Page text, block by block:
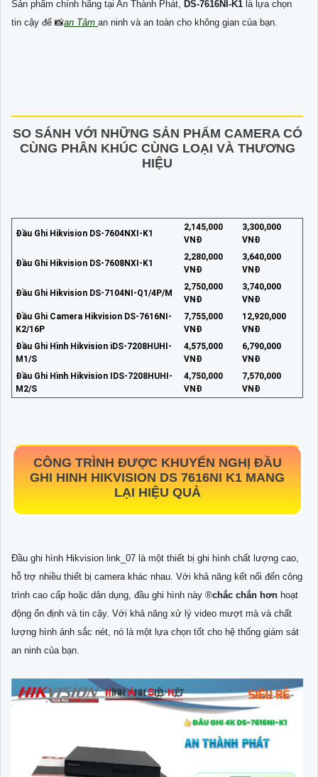
Sản phẩm chính hãng tại An Thành Phát, DS-7616NI-K1 là lựa chọn
tin cậy để 📸an Tâm an ninh và an toàn cho không gian của bạn.
SO SÁNH VỚI NHỮNG SẢN PHẨM CAMERA CÓ
CÙNG PHÂN KHÚC CÙNG LOẠI VÀ THƯƠNG
HIỆU
Đầu Ghi Hikvision DS-7604NXI-K1
2,145,000
VNĐ
3,300,000
VNĐ
Đầu Ghi Hikvision DS-7608NXI-K1
2,280,000
VNĐ
3,640,000
VNĐ
Đầu Ghi Hikvision DS-7104NI-Q1/4P/M
2,750,000
VNĐ
3,740,000
VNĐ
Đầu Ghi Camera Hikvision DS-7616NI-
K2/16P
7,755,000
VNĐ
12,920,000
VNĐ
Đầu Ghi Hình Hikvision iDS-7208HUHI-
M1/S
4,575,000
VNĐ
6,790,000
VNĐ
Đầu Ghi Hình Hikvision IDS-7208HUHI-
M2/S
4,750,000
VNĐ
7,570,000
VNĐ
CÔNG TRÌNH ĐƯỢC KHUYẾN NGHỊ ĐẦU
GHI HINH HIKVISION DS 7616NI K1 MANG
LẠI HIỆU QUẢ
Đầu ghi hình Hikvision link_07 là một thiết bị ghi hình chất lượng cao,
hỗ trợ nhiều thiết bị camera khác nhau. Với khả năng kết nối đến công
trình cao cấp hoặc dân dụng, đầu ghi hình này ®️chắc chắn hơn hoạt
động ổn định và tin cậy. Với khả năng xử lý video mượt mà và chất
lượng hình ảnh sắc nét, nó là một lựa chọn tốt cho hệ thống giám sát
an ninh của bạn.